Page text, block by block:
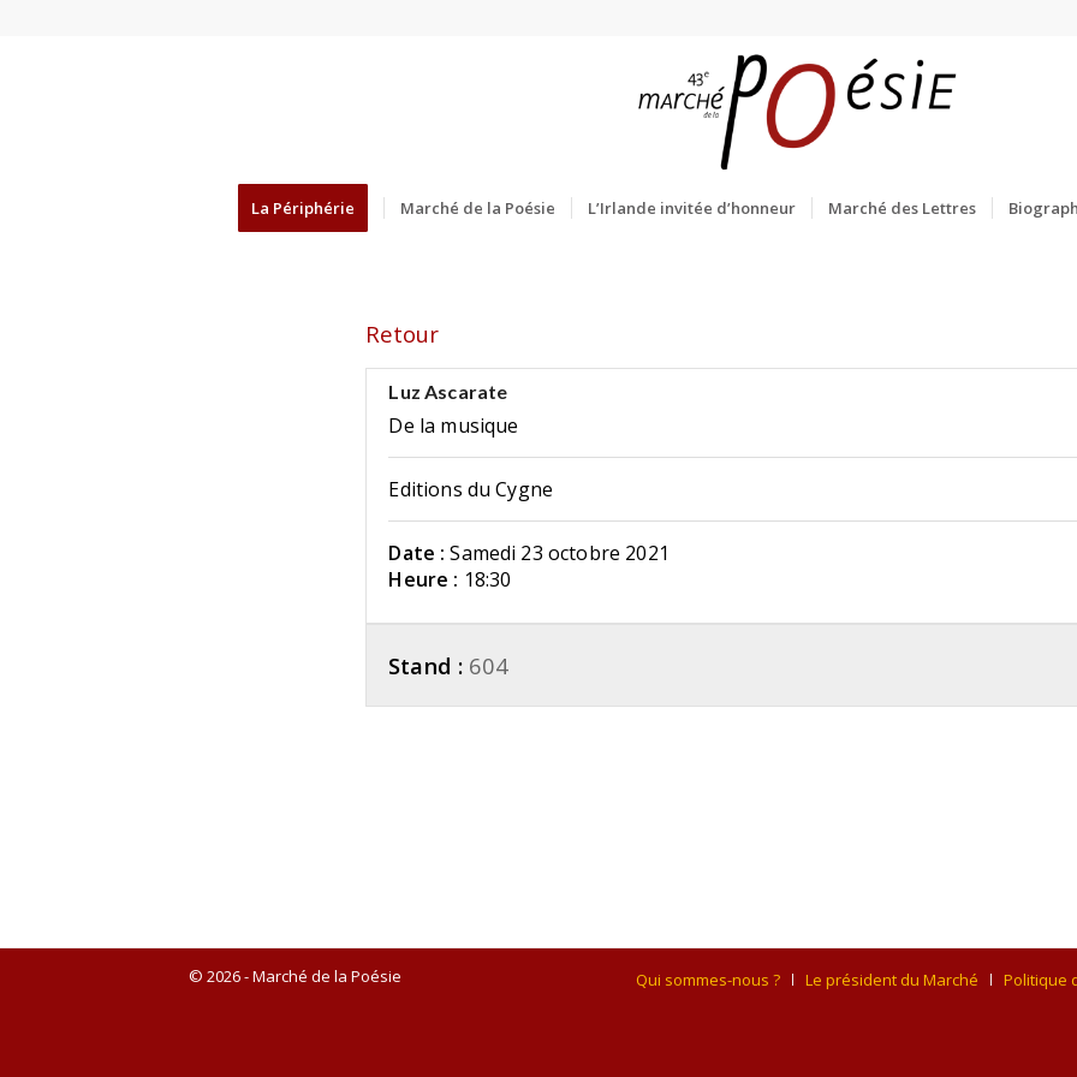
La Périphérie Marché de la Poésie L’Irlande invitée d’honneur Marché des Lettres
Retour
Luz Ascarate
De la musique
Editions du Cygne
Date : Samedi 23 octobre 2021
Heure : 18:30
Stand : 604
© 2026 - Marché de la Poésie Qui sommes-nous ? Le président du Marché Politique